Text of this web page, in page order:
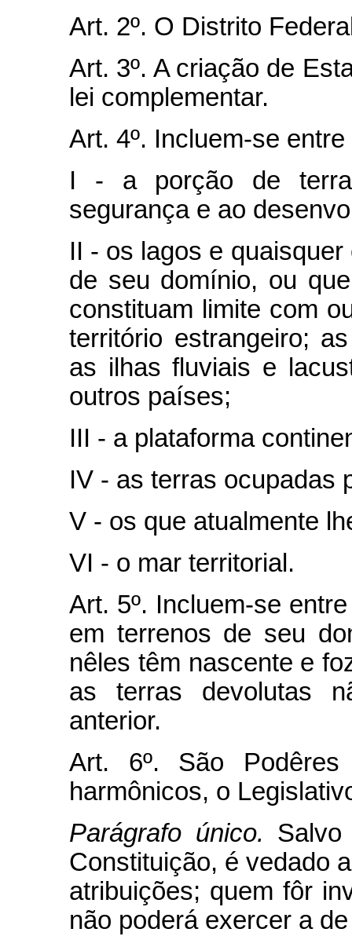
Art. 2º. O Distrito
Art. 3º. A criação de
lei complementar.
Art. 4º. Incluem-se
I - a porção de
segurança e ao
II - os lagos e
de seu domínio, ou
constituam limite com
território estrangeiro;
as ilhas fluviais e
outros países;
III - a plataforma
IV - as terras ocupadas
V - os que atualmente
VI - o mar territorial.
Art. 5º. Incluem-se
em terrenos de seu
nêles têm nascente e
as terras devolutas
anterior.
Art. 6º. São
harmônicos, o
Parágrafo único.
Constituição, é vedado
atribuições; quem fôr
não poderá exercer a